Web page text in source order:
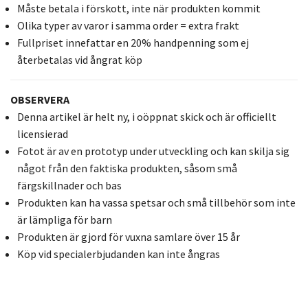
Måste betala i förskott, inte när produkten kommit
Olika typer av varor i samma order = extra frakt
Fullpriset innefattar en 20% handpenning som ej
återbetalas vid ångrat köp
OBSERVERA
Denna artikel är helt ny, i oöppnat skick och är officiellt
licensierad
Fotot är av en prototyp under utveckling och kan skilja sig
något från den faktiska produkten, såsom små
färgskillnader och bas
Produkten kan ha vassa spetsar och små tillbehör som inte
är lämpliga för barn
Produkten är gjord för vuxna samlare över 15 år
Köp vid specialerbjudanden kan inte ångras